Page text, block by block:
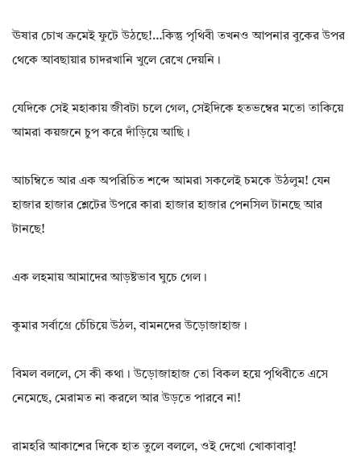
ঊষার চোখ ক্রমেই ফুটে উঠছে!…কিন্তু পৃথিবী তখনও আপনার বুকের উপর
থেকে আবছায়ার চাদরখানি খুলে রেখে দেয়নি।
যেদিকে সেই মহাকায় জীবটা চলে গেল, সেইদিকে হতভম্বের মতো তাকিয়ে
আমরা কয়জনে চুপ করে দাঁড়িয়ে আছি।
আচম্বিতে আর এক অপরিচিত শব্দে আমরা সকলেই চমকে উঠলুম! যেন
হাজার হাজার শ্লেটের উপরে কারা হাজার হাজার পেনসিল টানছে আর
টানছে!
এক লহমায় আমাদের আড়ষ্টভাব ঘুচে গেল।
কুমার সর্বাগ্রে চেঁচিয়ে উঠল, বামনদের উড়োজাহাজ।
বিমল বললে, সে কী কথা। উড়োজাহাজ তো বিকল হয়ে পৃথিবীতে এসে
নেমেছে, মেরামত না করলে আর উড়তে পারবে না!
রামহরি আকাশের দিকে হাত তুলে বললে, ওই দেখো খোকাবাবু!